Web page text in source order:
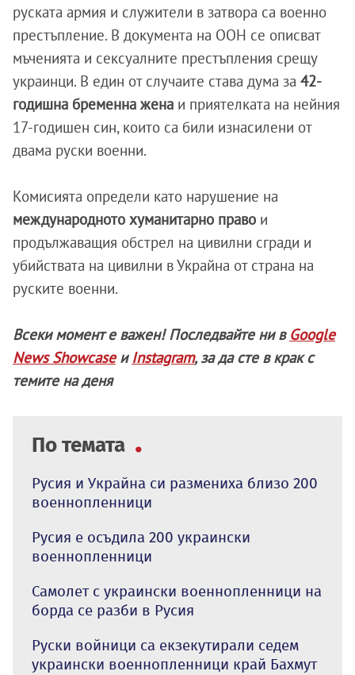
руската армия и служители в затвора са военно
престъпление. В документа на ООН се описват
мъченията и сексуалните престъпления срещу
украинци. В един от случаите става дума за 42-
годишна бременна жена и приятелката на нейния
17-годишен син, които са били изнасилени от
двама руски военни.
Комисията определи като нарушение на
международното хуманитарно право и
продължаващия обстрел на цивилни сгради и
убийствата на цивилни в Украйна от страна на
руските военни.
Всеки момент е важен! Последвайте ни в Google
News Showcaseи Instagram, за да сте в крак с
темите на деня
По темата
Русия и Украйна си размениха близо 200
военнопленници
Русия е осъдила 200 украински
военнопленници
Самолет с украински военнопленници на
борда се разби в Русия
Руски войници са екзекутирали седем
украински военнопленници край Бахмут